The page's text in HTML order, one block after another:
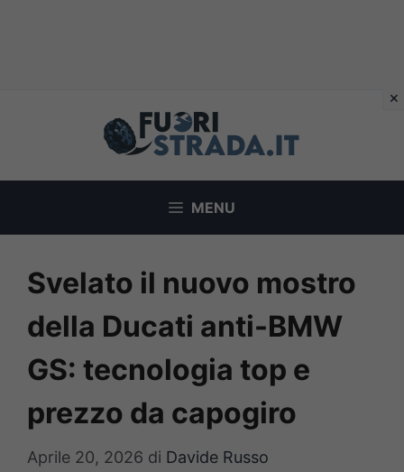
MENU
Svelato il nuovo mostro
della Ducati anti-BMW
GS: tecnologia top e
prezzo da capogiro
Aprile 20, 2026 di Davide Russo